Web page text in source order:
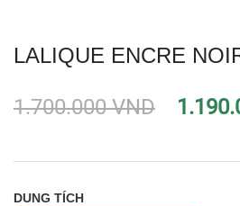
LALIQUE ENCRE
1.700.000 VND
DUNG TÍCH